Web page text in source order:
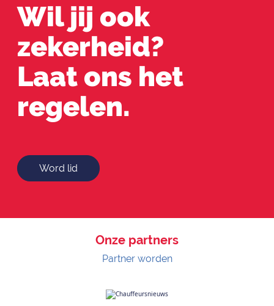
Wil jij ook
zekerheid?
Laat ons het
regelen.
Word lid
Onze partners
Partner worden